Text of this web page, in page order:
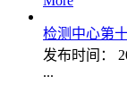
检测中心第
发布时间：
...